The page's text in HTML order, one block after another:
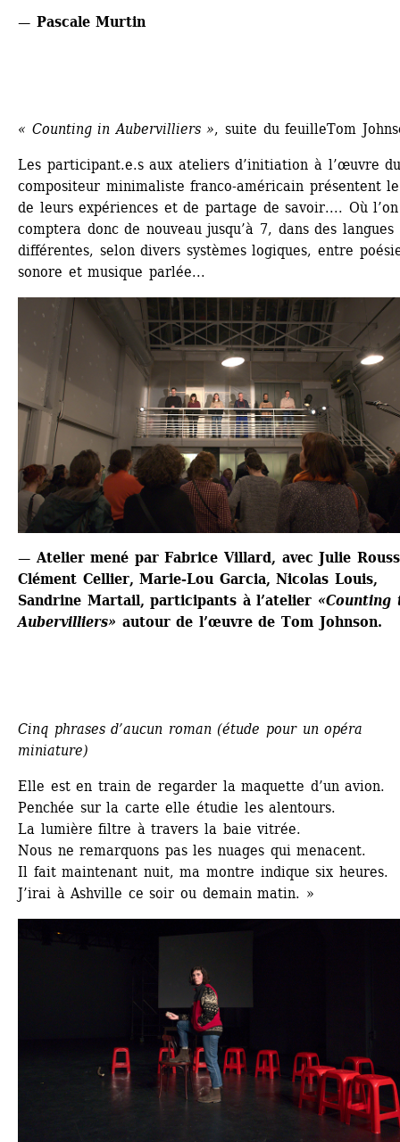
— Pascale Murtin
« Counting in Aubervilliers », suite du feuilleTom
Les participant.e.s aux ateliers d’initiation à l’œuvre
compositeur minimaliste franco-américain présentent
de leurs expériences et de partage de savoir.... Où l’on
comptera donc de nouveau jusqu’à 7, dans des langues
différentes, selon divers systèmes logiques, entre
sonore et musique parlée...
— Atelier mené par Fabrice Villard, avec Julie
Clément Cellier, Marie-Lou Garcia, Nicolas Louis,
Sandrine Martail, participants à l’atelier «Counting
Aubervilliers» autour de l’œuvre de Tom Johnson.
Cinq phrases d’aucun roman (étude pour un opéra
miniature)
Elle est en train de regarder la maquette d’un avion.
Penchée sur la carte elle étudie les alentours.
La lumière filtre à travers la baie vitrée.
Nous ne remarquons pas les nuages qui menacent.
Il fait maintenant nuit, ma montre indique six heures.
J’irai à Ashville ce soir ou demain matin. »